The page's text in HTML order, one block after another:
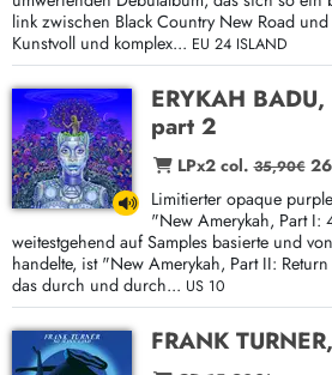
link zwischen Black Country New Road
Kunstvoll und komplex... EU 24 ISLAND
ERYKAH
part 2
LPx2 col.35,90€
Limitierter opaque
"New Amerykah, Part I:
weitestgehend auf Samples basierte und
handelte, ist "New Amerykah, Part II:
das durch und durch... US 10
FRANK